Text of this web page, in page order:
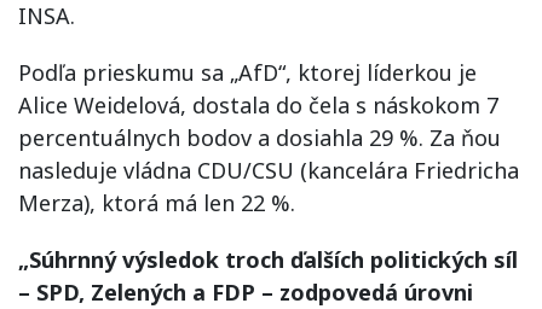
INSA.
Podľa prieskumu sa „AfD“, ktorej líderkou je
Alice Weidelová, dostala do čela s náskokom 7
percentuálnych bodov a dosiahla 29 %. Za ňou
nasleduje vládna CDU/CSU (kancelára Friedricha
Merza), ktorá má len 22 %.
„Súhrnný výsledok troch ďalších politických síl
– SPD, Zelených a FDP – zodpovedá úrovni